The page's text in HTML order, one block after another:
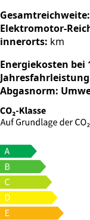
Gesamtreichweite:
Elektromotor-
innerorts: km
Energiekosten bei
Jahresfahrleistung
Abgasnorm: